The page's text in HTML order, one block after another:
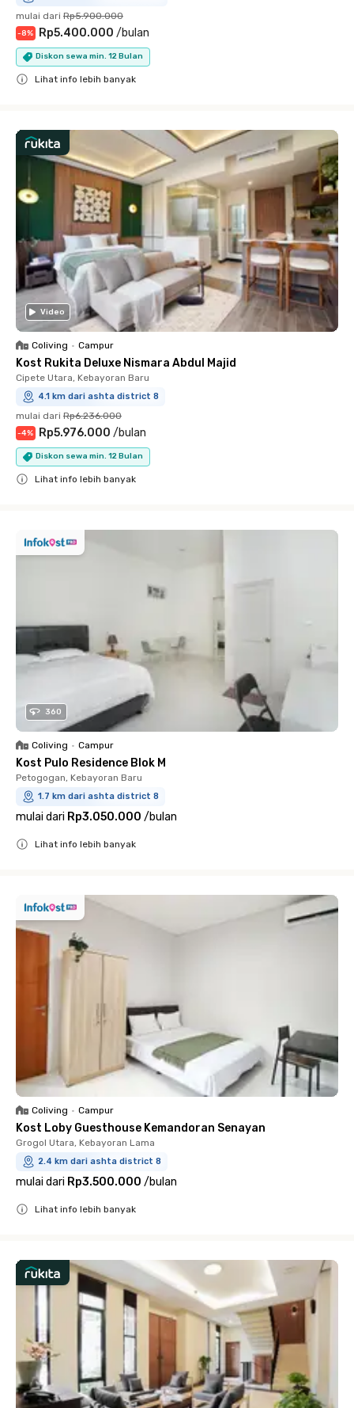
mulai dari Rp5.900.000
-8% Rp5.400.000 /bulan
Diskon sewa min. 12 Bulan
Lihat info lebih banyak
Video
Coliving • Campur
Kost Rukita Deluxe Nismara Abdul Majid
Cipete Utara, Kebayoran Baru
4.1 km dari ashta district 8
mulai dari Rp6.236.000
-4% Rp5.976.000 /bulan
Diskon sewa min. 12 Bulan
Lihat info lebih banyak
360
Coliving • Campur
Kost Pulo Residence Blok M
Petogogan, Kebayoran Baru
1.7 km dari ashta district 8
mulai dari Rp3.050.000 /bulan
Lihat info lebih banyak
Coliving • Campur
Kost Loby Guesthouse Kemandoran Senayan
Grogol Utara, Kebayoran Lama
2.4 km dari ashta district 8
mulai dari Rp3.500.000 /bulan
Lihat info lebih banyak